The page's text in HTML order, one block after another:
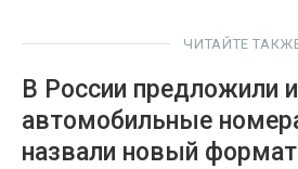
ЧИТАЙТЕ
В России предложили
автомобильные
назвали новый формат